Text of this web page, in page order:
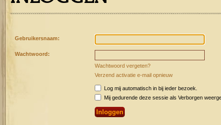
Gebruikersnaam:
Wachtwoord:
Wachtwoord vergeten?
Verzend activatie e-mail opnieuw
Log mij automatisch in bij ieder bezoek.
Mij gedurende deze sessie als Verborgen